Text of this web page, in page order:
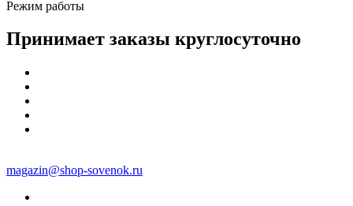
Режим работы
Принимает заказы круглосуточно
magazin@shop-sovenok.ru